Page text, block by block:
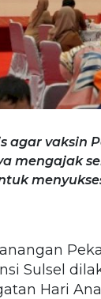
agar vaksin
mengajak
Sulsel
Hari